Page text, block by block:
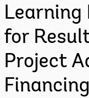
Learning
for
Project